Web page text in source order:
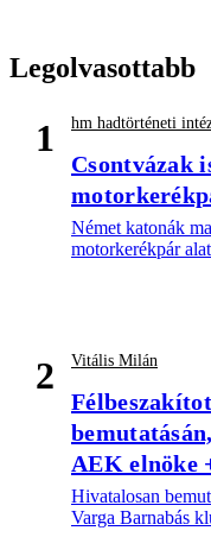
Legolvasottabb
1 hm hadtörténeti
Csontvázak
Német katonák
motorkerékpár
2 Vitális Milán
AEK elnöke
Hivatalosan
Varga Barnabás